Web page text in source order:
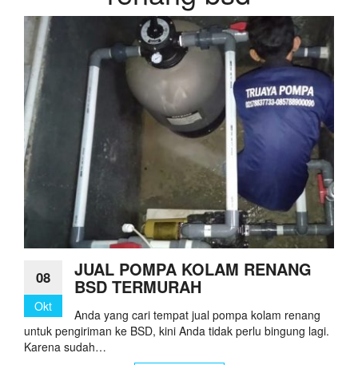
08
Okt
JUAL POMPA KOLAM RENANG
BSD TERMURAH
Anda yang cari tempat jual pompa kolam renang
untuk pengiriman ke BSD, kini Anda tidak perlu bingung lagi.
Karena sudah…